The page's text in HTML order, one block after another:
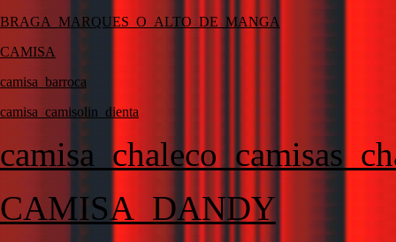
BRAGA_MARQUES_O_ALTO_DE_MANGA
CAMISA
camisa_barroca
camisa_camisolin_dienta
CAMISA_DANDY